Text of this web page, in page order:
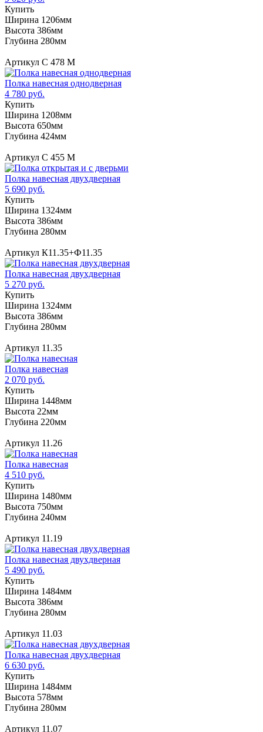
Купить
Ширина 1206мм
Высота 386мм
Глубина 280мм
Артикул С 478 М
Полка навесная однодверная
4 780 руб.
Купить
Ширина 1208мм
Высота 650мм
Глубина 424мм
Артикул С 455 М
Полка навесная двухдверная
5 690 руб.
Купить
Ширина 1324мм
Высота 386мм
Глубина 280мм
Артикул К11.35+Ф11.35
Полка навесная двухдверная
5 270 руб.
Купить
Ширина 1324мм
Высота 386мм
Глубина 280мм
Артикул 11.35
Полка навесная
2 070 руб.
Купить
Ширина 1448мм
Высота 22мм
Глубина 220мм
Артикул 11.26
Полка навесная
4 510 руб.
Купить
Ширина 1480мм
Высота 750мм
Глубина 240мм
Артикул 11.19
Полка навесная двухдверная
5 490 руб.
Купить
Ширина 1484мм
Высота 386мм
Глубина 280мм
Артикул 11.03
Полка навесная двухдверная
6 630 руб.
Купить
Ширина 1484мм
Высота 578мм
Глубина 280мм
Артикул 11.07